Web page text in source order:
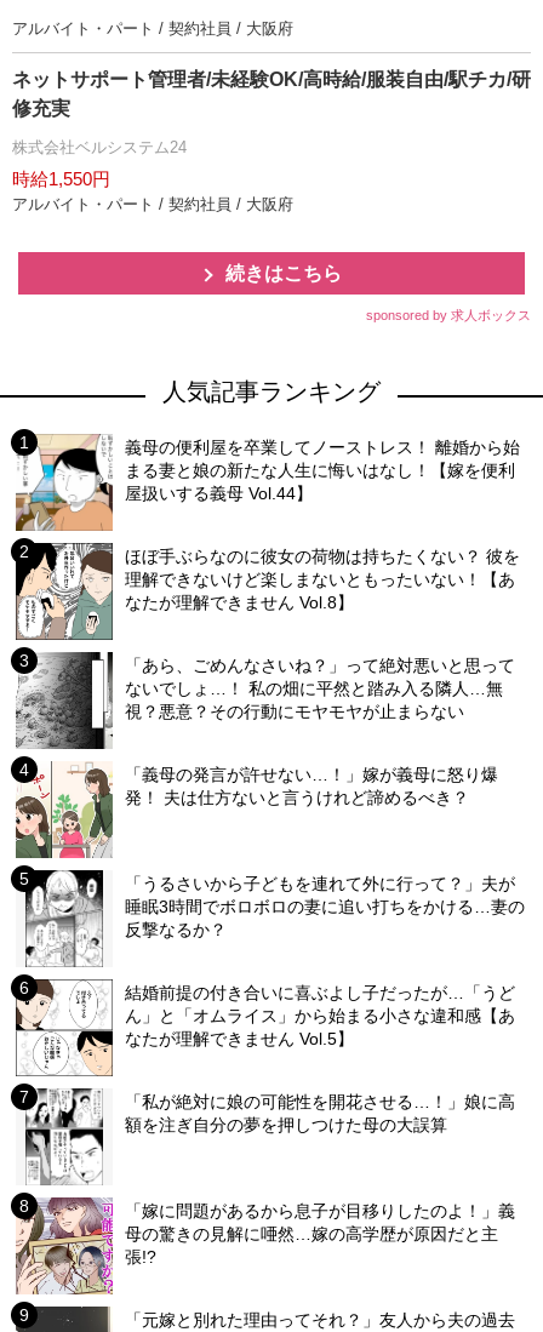
アルバイト・パート / 契約社員 / 大阪府
ネットサポート管理者/未経験OK/高時給/服装自由/駅チカ/研
修充実
株式会社ベルシステム24
時給1,550円
アルバイト・パート / 契約社員 / 大阪府
続きはこちら
sponsored by 求人ボックス
人気記事ランキング
義母の便利屋を卒業してノーストレス！ 離婚から始
まる妻と娘の新たな人生に悔いはなし！【嫁を便利
屋扱いする義母 Vol.44】
ほぼ手ぶらなのに彼女の荷物は持ちたくない？ 彼を
理解できないけど楽しまないともったいない！【あ
なたが理解できません Vol.8】
「あら、ごめんなさいね？」って絶対悪いと思って
ないでしょ…！ 私の畑に平然と踏み入る隣人…無
視？悪意？その行動にモヤモヤが止まらない
「義母の発言が許せない…！」嫁が義母に怒り爆
発！ 夫は仕方ないと言うけれど諦めるべき？
「うるさいから子どもを連れて外に行って？」夫が
睡眠3時間でボロボロの妻に追い打ちをかける…妻の
反撃なるか？
結婚前提の付き合いに喜ぶよし子だったが…「うど
ん」と「オムライス」から始まる小さな違和感【あ
なたが理解できません Vol.5】
「私が絶対に娘の可能性を開花させる…！」娘に高
額を注ぎ自分の夢を押しつけた母の大誤算
「嫁に問題があるから息子が目移りしたのよ！」義
母の驚きの見解に唖然…嫁の高学歴が原因だと主
張!?
「元嫁と別れた理由ってそれ？」友人から夫の過去